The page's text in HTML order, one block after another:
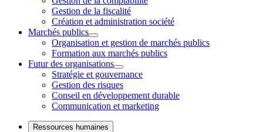
Gestion de la fiscalité
Création et administration société
Marchés publics
Organisation et gestion de marchés publics
Formation aux marchés publics
Futur des organisations
Stratégie et gouvernance
Gestion des risques
Conseil en développement durable
Communication et marketing
Ressources humaines